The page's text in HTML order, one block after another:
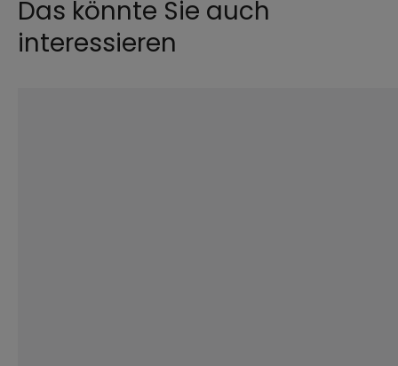
Das könnte Sie auch
interessieren